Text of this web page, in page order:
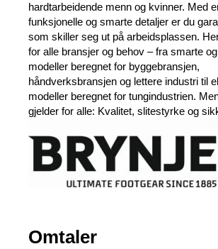
hardtarbeidende menn og kvinner. Med
funksjonelle og smarte detaljer er du
som skiller seg ut på arbeidsplassen.
for alle bransjer og behov – fra smarte
modeller beregnet for byggebransjen,
håndverksbransjen og lettere industri til
modeller beregnet for tungindustrien.
gjelder for alle: Kvalitet, slitestyrke og
Omtaler